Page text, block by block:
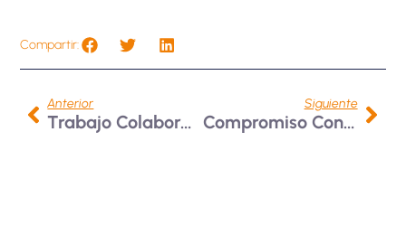
Compartir:
Anterior
Trabajo Colaborativo Interinstitucional Para Antioquia Y El Quindío
Siguiente
Compromiso Con La Internacionalización